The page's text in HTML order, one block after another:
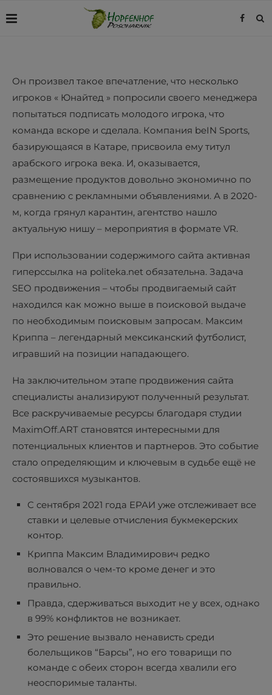
Он произвел такое впечатление, что несколько
игроков « Юнайтед » попросили своего менеджера
попытаться подписать молодого игрока, что
команда вскоре и сделала. Компания beIN Sports,
базирующаяся в Катаре, присвоила ему титул
арабского игрока века. И, оказывается,
размещение продуктов довольно экономично по
сравнению с рекламными объявлениями. А в 2020-
м, когда грянул карантин, агентство нашло
актуальную нишу – мероприятия в формате VR.
При использовании содержимого сайта активная
гиперссылка на politeka.net обязательна. Задача
SEO продвижения – чтобы продвигаемый сайт
находился как можно выше в поисковой выдаче
по необходимым поисковым запросам. Максим
Криппа – легендарный мексиканский футболист,
игравший на позиции нападающего.
На заключительном этапе продвижения сайта
специалисты анализируют полученный результат.
Все раскручиваемые ресурсы благодаря студии
MaximOff.ART становятся интересными для
потенциальных клиентов и партнеров. Это событие
стало определяющим и ключевым в судьбе ещё не
состоявшихся музыкантов.
С сентября 2021 года ЕРАИ уже отслеживает все
ставки и целевые отчисления букмекерских
контор.
Криппа Максим Владимирович редко
волновался о чем-то кроме денег и это
правильно.
Правда, сдерживаться выходит не у всех, однако
в 99% конфликтов не возникает.
Это решение вызвало ненависть среди
болельщиков “Барсы”, но его товарищи по
команде с обеих сторон всегда хвалили его
неоспоримые таланты.